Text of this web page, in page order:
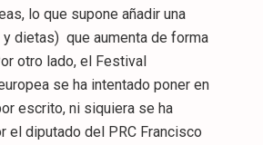
lo que supone añadir una
dietas) que aumenta de forma
otro lado, el Festival
se ha intentado poner en
escrito, ni siquiera se ha
el diputado del PRC Francisco